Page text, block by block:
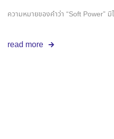
ความหมายของคำว่า “Soft Power”
read more